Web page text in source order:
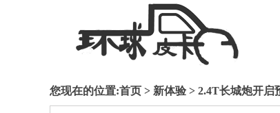
您现在的位置:首页 > 新体验 > 2.4T长城炮开启